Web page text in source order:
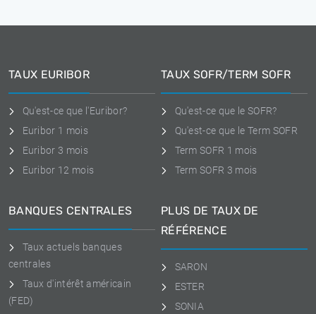
TAUX EURIBOR
Qu'est-ce que l'Euribor?
Euribor 1 mois
Euribor 3 mois
Euribor 12 mois
TAUX SOFR/TERM SOFR
Qu'est-ce que le SOFR?
Qu'est-ce que le Term SOFR
Term SOFR 1 mois
Term SOFR 3 mois
BANQUES CENTRALES
Taux actuels banques
centrales
Taux d'intérêt américain
(FED)
PLUS DE TAUX DE
RÉFÉRENCE
SARON
ESTER
SONIA